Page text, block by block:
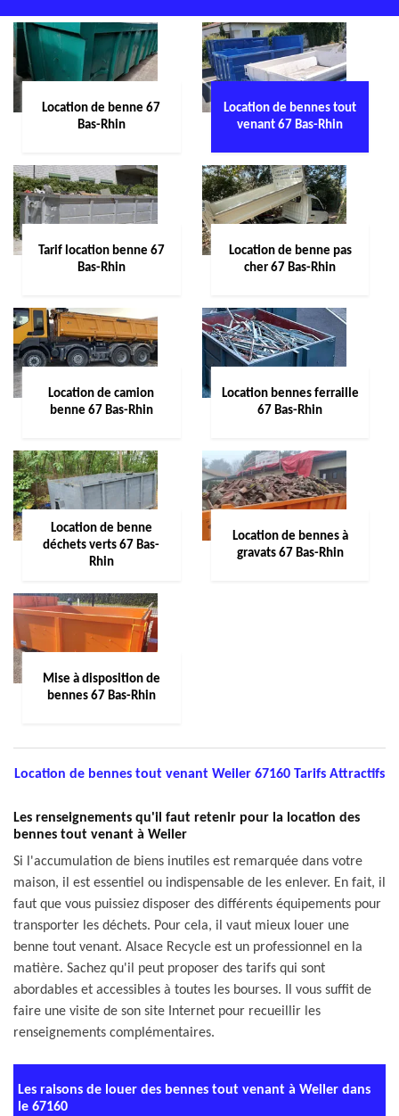
Location de benne 67
Bas-Rhin
Location de bennes tout
venant 67 Bas-Rhin
Tarif location benne 67
Bas-Rhin
Location de benne pas
cher 67 Bas-Rhin
Location de camion
benne 67 Bas-Rhin
Location bennes ferraille
67 Bas-Rhin
Location de benne
déchets verts 67 Bas-
Rhin
Location de bennes à
gravats 67 Bas-Rhin
Mise à disposition de
bennes 67 Bas-Rhin
Location de bennes tout venant Weiler 67160 Tarifs Attractifs
Les renseignements qu'il faut retenir pour la location des
bennes tout venant à Weiler
Si l'accumulation de biens inutiles est remarquée dans votre
maison, il est essentiel ou indispensable de les enlever. En fait, il
faut que vous puissiez disposer des différents équipements pour
transporter les déchets. Pour cela, il vaut mieux louer une
benne tout venant. Alsace Recycle est un professionnel en la
matière. Sachez qu'il peut proposer des tarifs qui sont
abordables et accessibles à toutes les bourses. Il vous suffit de
faire une visite de son site Internet pour recueillir les
renseignements complémentaires.
Les raisons de louer des bennes tout venant à Weiler dans
le 67160